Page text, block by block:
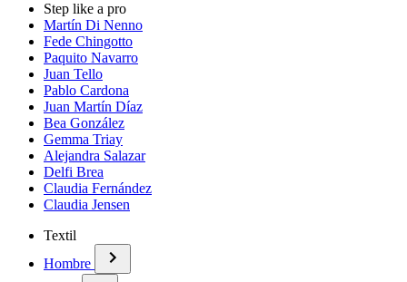
Step like a pro
Martín Di Nenno
Fede Chingotto
Paquito Navarro
Juan Tello
Pablo Cardona
Juan Martín Díaz
Bea González
Gemma Triay
Alejandra Salazar
Delfi Brea
Claudia Fernández
Claudia Jensen
Textil
Hombre